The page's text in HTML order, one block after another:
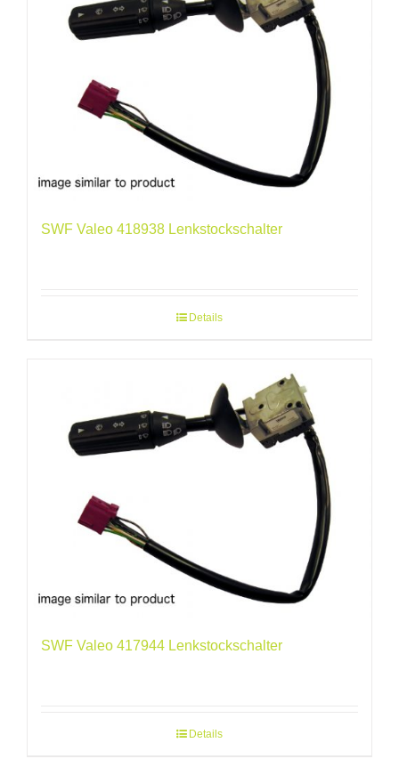
SWF Valeo 418938 Lenkstockschalter
Details
SWF Valeo 417944 Lenkstockschalter
Details